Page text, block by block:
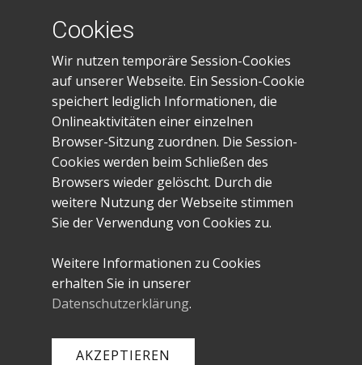
Spendenkonto
IBAN: DE23401545300035028281
BIC: WELADE3WXXX
Sparkasse Westmünsterland
Gefördert von:
Cookies
Wir nutzen temporäre Session-Cookies
auf unserer Webseite. Ein Session-Cookie
speichert lediglich Informationen, die
Onlineaktivitäten einer einzelnen
Browser-Sitzung zuordnen. Die Session-
Cookies werden beim Schließen des
Browsers wieder gelöscht. Durch die
weitere Nutzung der Webseite stimmen
Sie der Verwendung von Cookies zu.
Weitere Informationen zu Cookies
erhalten Sie in unserer
Datenschutzerklärung.
AKZEPTIEREN